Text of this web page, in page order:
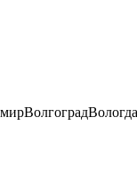
ВолгоградВологда